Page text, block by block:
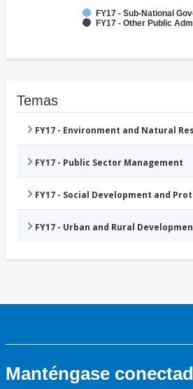
FY17 - Sub-National
FY17 - Other Public
Temas
FY17 - Environment and Natural
FY17 - Public Sector Management
FY17 - Social Development and
FY17 - Urban and Rural
Manténgase